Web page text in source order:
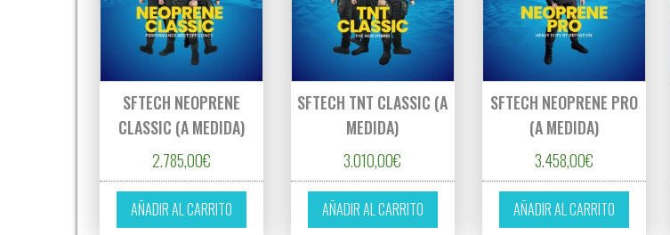
SFTECH NEOPRENE
CLASSIC (A MEDIDA)
2.785,00€
AÑADIR AL CARRITO
SFTECH TNT CLASSIC (A
MEDIDA)
3.010,00€
AÑADIR AL CARRITO
SFTECH NEOPRENE PRO
(A MEDIDA)
3.458,00€
AÑADIR AL CARRITO